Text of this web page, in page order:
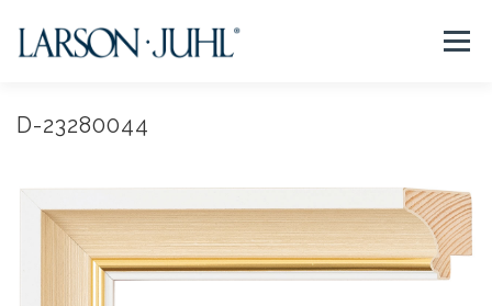
メニュー
NEWS フレームについて
取扱店リスト お問い合わせ 法人のお客様
D-23280044